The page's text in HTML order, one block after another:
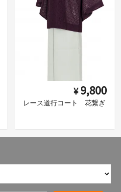
¥ 9,800
レース道行コート 花繋ぎ